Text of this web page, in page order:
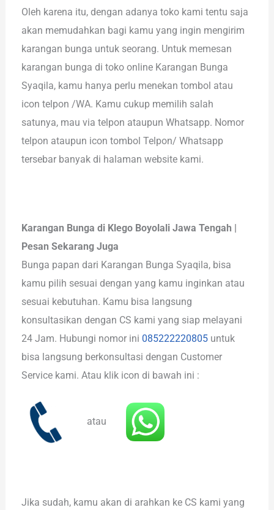
Oleh karena itu, dengan adanya toko kami tentu saja
akan memudahkan bagi kamu yang ingin mengirim
karangan bunga untuk seorang. Untuk memesan
karangan bunga di toko online Karangan Bunga
Syaqila, kamu hanya perlu menekan tombol atau
icon telpon /WA. Kamu cukup memilih salah
satunya, mau via telpon ataupun Whatsapp. Nomor
telpon ataupun icon tombol Telpon/ Whatsapp
tersebar banyak di halaman website kami.
Karangan Bunga di Klego Boyolali Jawa Tengah |
Pesan Sekarang Juga
Bunga papan dari Karangan Bunga Syaqila, bisa
kamu pilih sesuai dengan yang kamu inginkan atau
sesuai kebutuhan. Kamu bisa langsung
konsultasikan dengan CS kami yang siap melayani
24 Jam. Hubungi nomor ini 085222220805 untuk
bisa langsung berkonsultasi dengan Customer
Service kami. Atau klik icon di bawah ini :
atau
Jika sudah, kamu akan di arahkan ke CS kami yang